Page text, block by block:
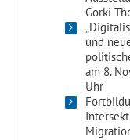
Gorki
und
am 8.
Uhr